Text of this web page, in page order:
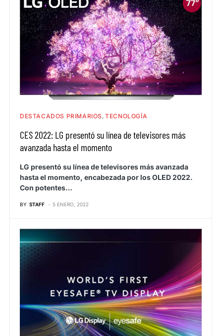
DESTACADOS PRIMARIOS TECNOLOGÍA
CES 2022: LG presentó su línea de televisores más
avanzada hasta el momento
LG presentó su línea de televisores más avanzada
hasta el momento, encabezada por los OLED 2022.
Con potentes…
BY STAFF 5 ENERO, 2022